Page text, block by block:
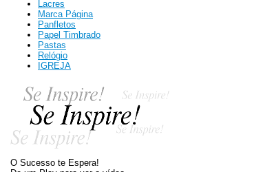
Lacres
Marca Página
Panfletos
Papel Timbrado
Pastas
Relógio
IGREJA
O Sucesso te Espera!